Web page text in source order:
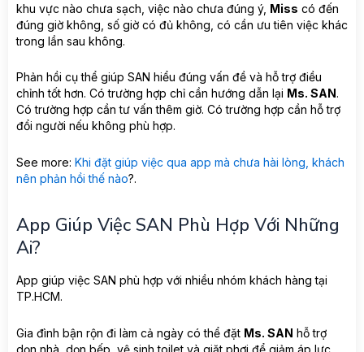
khu vực nào chưa sạch, việc nào chưa đúng ý, Miss có đến
đúng giờ không, số giờ có đủ không, có cần ưu tiên việc khác
trong lần sau không.
Phản hồi cụ thể giúp SAN hiểu đúng vấn đề và hỗ trợ điều
chỉnh tốt hơn. Có trường hợp chỉ cần hướng dẫn lại Ms. SAN.
Có trường hợp cần tư vấn thêm giờ. Có trường hợp cần hỗ trợ
đổi người nếu không phù hợp.
See more: Khi đặt giúp việc qua app mà chưa hài lòng, khách
nên phản hồi thế nào?.
App Giúp Việc SAN Phù Hợp Với Những
Ai?
App giúp việc SAN phù hợp với nhiều nhóm khách hàng tại
TP.HCM.
Gia đình bận rộn đi làm cả ngày có thể đặt Ms. SAN hỗ trợ
dọn nhà, dọn bếp, vệ sinh toilet và giặt phơi để giảm áp lực